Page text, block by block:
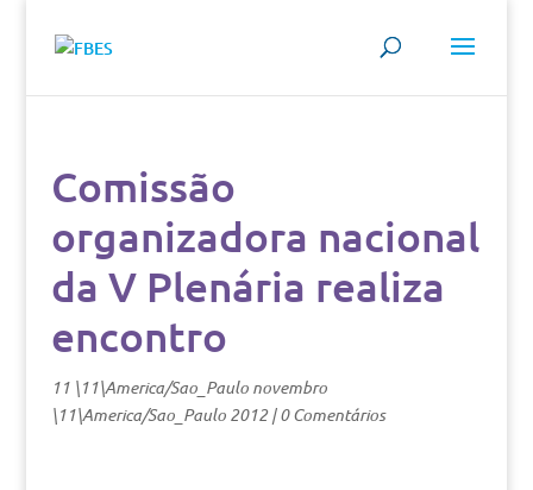
Comissão
organizadora nacional
da V Plenária realiza
encontro
11 \11\America/Sao_Paulo novembro
\11\America/Sao_Paulo 2012|0 Comentários